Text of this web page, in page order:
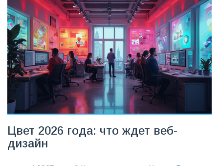
Цвет 2026 года: что ждет веб-
дизайн